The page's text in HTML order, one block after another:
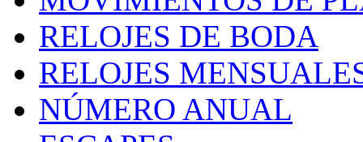
RELOJES DE BODA
RELOJES
NÚMERO ANUAL